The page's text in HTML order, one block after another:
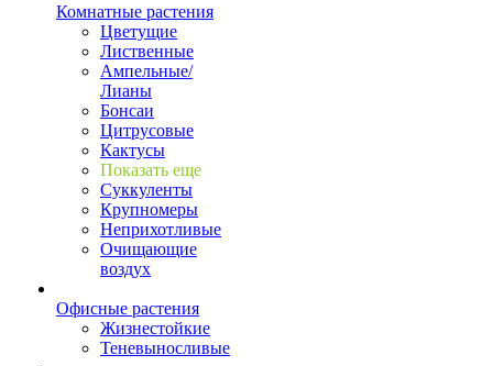
Комнатные растения
Цветущие
Лиственные
Ампельные/
Лианы
Бонсаи
Цитрусовые
Кактусы
Показать еще
Суккуленты
Крупномеры
Неприхотливые
Очищающие
воздух
Офисные растения
Жизнестойкие
Теневыносливые